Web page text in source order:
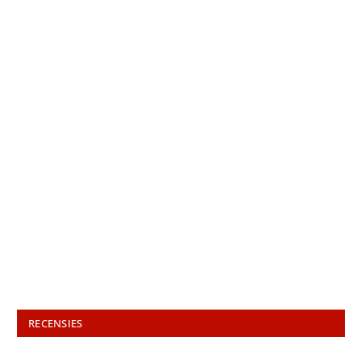
RECENSIES